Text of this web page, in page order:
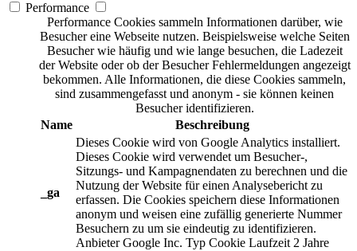
Performance
Performance Cookies sammeln Informationen darüber, wie
Besucher eine Webseite nutzen. Beispielsweise welche Seiten
Besucher wie häufig und wie lange besuchen, die Ladezeit
der Website oder ob der Besucher Fehlermeldungen angezeigt
bekommen. Alle Informationen, die diese Cookies sammeln,
sind zusammengefasst und anonym - sie können keinen
Besucher identifizieren.
Name
Beschreibung
_ga
Dieses Cookie wird von Google Analytics installiert.
Dieses Cookie wird verwendet um Besucher-,
Sitzungs- und Kampagnendaten zu berechnen und die
Nutzung der Website für einen Analysebericht zu
erfassen. Die Cookies speichern diese Informationen
anonym und weisen eine zufällig generierte Nummer
Besuchern zu um sie eindeutig zu identifizieren.
Anbieter Google Inc. Typ Cookie Laufzeit 2 Jahre